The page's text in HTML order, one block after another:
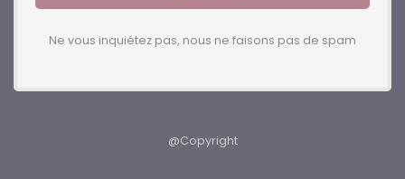
Ne vous inquiétez pas, nous ne faisons pas de spam
@Copyright